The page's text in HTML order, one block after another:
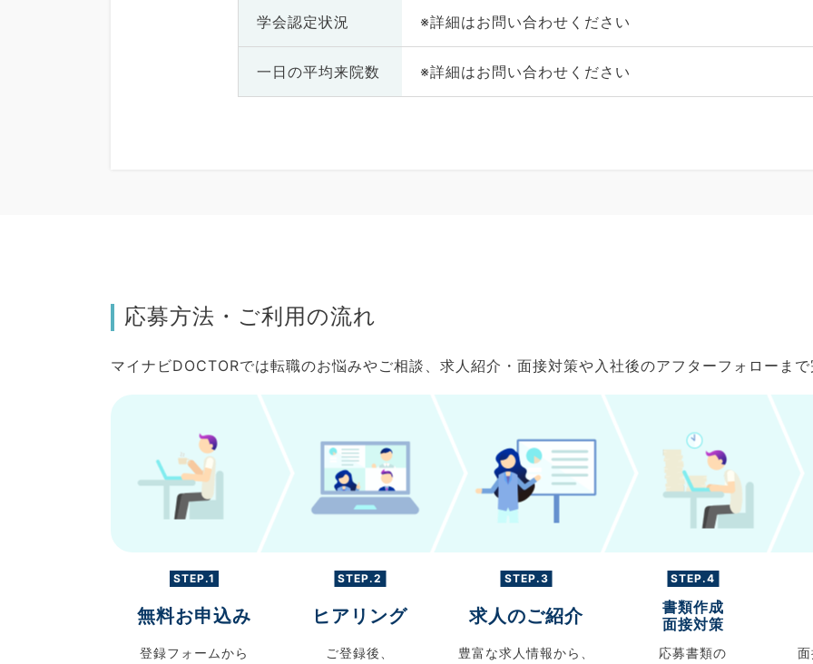
学会認定状況 ※詳細はお問い合わせください
一日の平均来院数 ※詳細はお問い合わせください
応募方法・ご利用の流れ
マイナビDOCTORでは転職のお悩みやご相談、求人紹介・面接対策や入社後のアフターフォローま
STEP.1
無料お申込み
登録フォームから
STEP.2
ヒアリング
ご登録後、
STEP.3
求人のご紹介
豊富な求人情報から、
STEP.4
書類作成
面接対策
応募書類の